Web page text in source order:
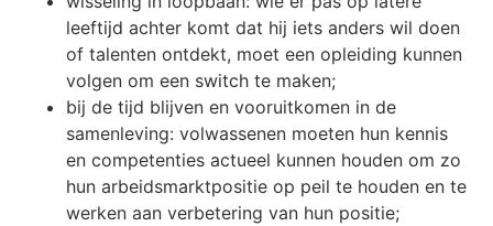
leeftijd achter komt dat hij iets anders wil doen
of talenten ontdekt, moet een opleiding kunnen
volgen om een switch te maken;
bij de tijd blijven en vooruitkomen in de
samenleving: volwassenen moeten hun kennis
en competenties actueel kunnen houden om zo
hun arbeidsmarktpositie op peil te houden en te
werken aan verbetering van hun positie;